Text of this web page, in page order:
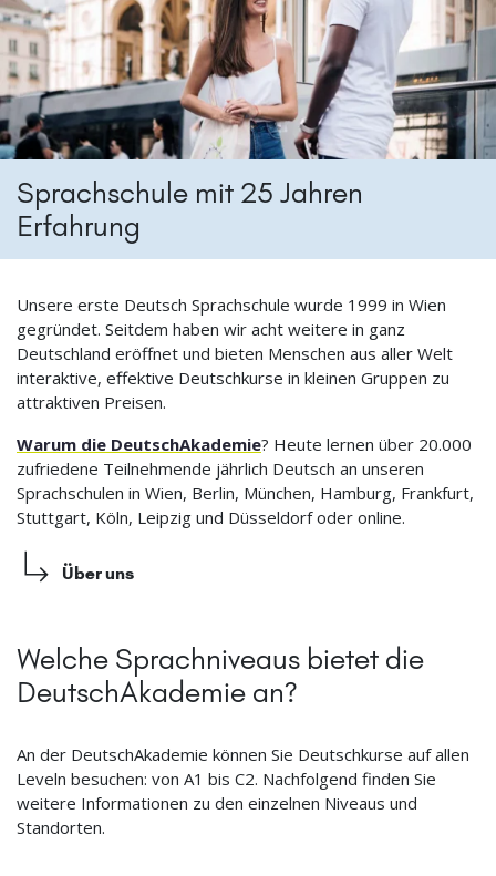
Sprachschule mit 25 Jahren
Erfahrung
Unsere erste Deutsch Sprachschule wurde 1999 in Wien
gegründet. Seitdem haben wir acht weitere in ganz
Deutschland eröffnet und bieten Menschen aus aller Welt
interaktive, effektive Deutschkurse in kleinen Gruppen zu
attraktiven Preisen.
Warum die DeutschAkademie? Heute lernen über 20.000
zufriedene Teilnehmende jährlich Deutsch an unseren
Sprachschulen in Wien, Berlin, München, Hamburg, Frankfurt,
Stuttgart, Köln, Leipzig und Düsseldorf oder online.
Über uns
Welche Sprachniveaus bietet die
DeutschAkademie an?
An der DeutschAkademie können Sie Deutschkurse auf allen
Leveln besuchen: von A1 bis C2. Nachfolgend finden Sie
weitere Informationen zu den einzelnen Niveaus und
Standorten.